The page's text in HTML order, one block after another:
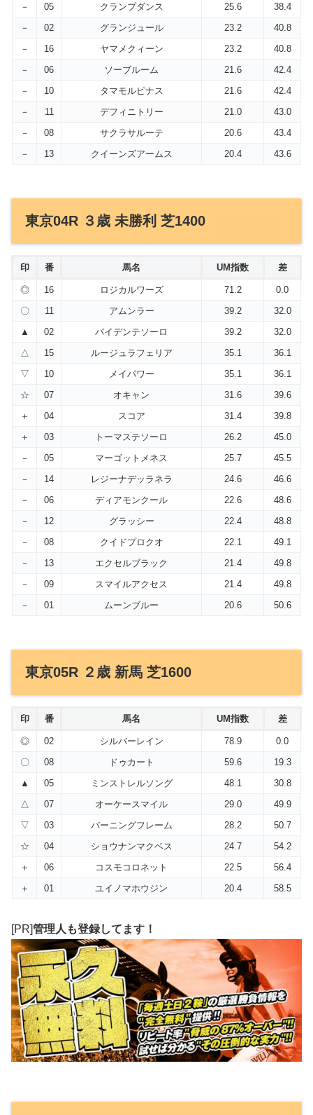
－ 05 クランプダンス 25.6
38.4
－
02 グランジュール 23.2
40.8
－
16 ヤマメクィーン 23.2
40.8
－
06 ソーブルーム 21.6
42.4
－
10 タマモルピナス 21.6
42.4
－
11 デフィニトリー 21.0
43.0
－
08 サクラサルーテ 20.6
43.4
－
13 クイーンズアームス 20.4 43.6
東京04R ３歳 未勝利 芝1400
印 番 馬名 UM指数 差
◎ 16 ロジカルワーズ 71.2
0.0
〇
11 アムンラー 39.2
32.0
▲
02 バイデンテソーロ 39.2
32.0
△
15 ルージュラフェリア 35.1
36.1
▽
10 メイパワー 35.1
36.1
☆
07 オキャン 31.6
39.6
＋
04 スコア 31.4
39.8
＋
03 トーマステソーロ 26.2
45.0
－
05 マーゴットメネス 25.7
45.5
－
14 レジーナデッラネラ 24.6
46.6
－
06 ディアモンクール 22.6
48.6
－
12 グラッシー 22.4
48.8
－
08 クイドプロクオ 22.1
49.1
－
13 エクセルブラック 21.4
49.8
－
09 スマイルアクセス 21.4
49.8
－
01 ムーンブルー 20.6 50.6
東京05R ２歳 新馬 芝1600
印 番 馬名 UM指数 差
◎ 02 シルバーレイン 78.9
0.0
〇
08 ドゥカート 59.6
19.3
▲
05 ミンストレルソング 48.1
30.8
△
07 オーケースマイル 29.0
49.9
▽
03 バーニングフレーム 28.2
50.7
☆
04 ショウナンマクベス 24.7
54.2
＋
06 コスモコロネット 22.5
56.4
＋
01 ユイノマホウジン 20.4 58.5
[PR]管理人も登録してます！